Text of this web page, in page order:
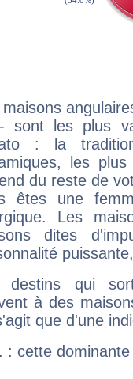
maisons
sont les plus
: la
les
du reste de
êtes une
Les
dites
destins qui
à des
que d'une
: cette